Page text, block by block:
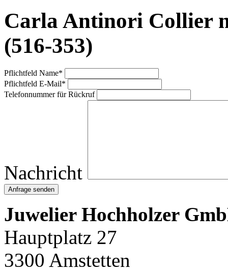
Carla Antinori Collier
(516-353)
Pflichtfeld Name*
Pflichtfeld E-Mail*
Telefonnummer für Rückruf
Nachricht
Anfrage senden
Juwelier Hochholzer
Hauptplatz 27
3300 Amstetten